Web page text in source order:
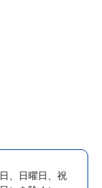
日、日曜日、祝